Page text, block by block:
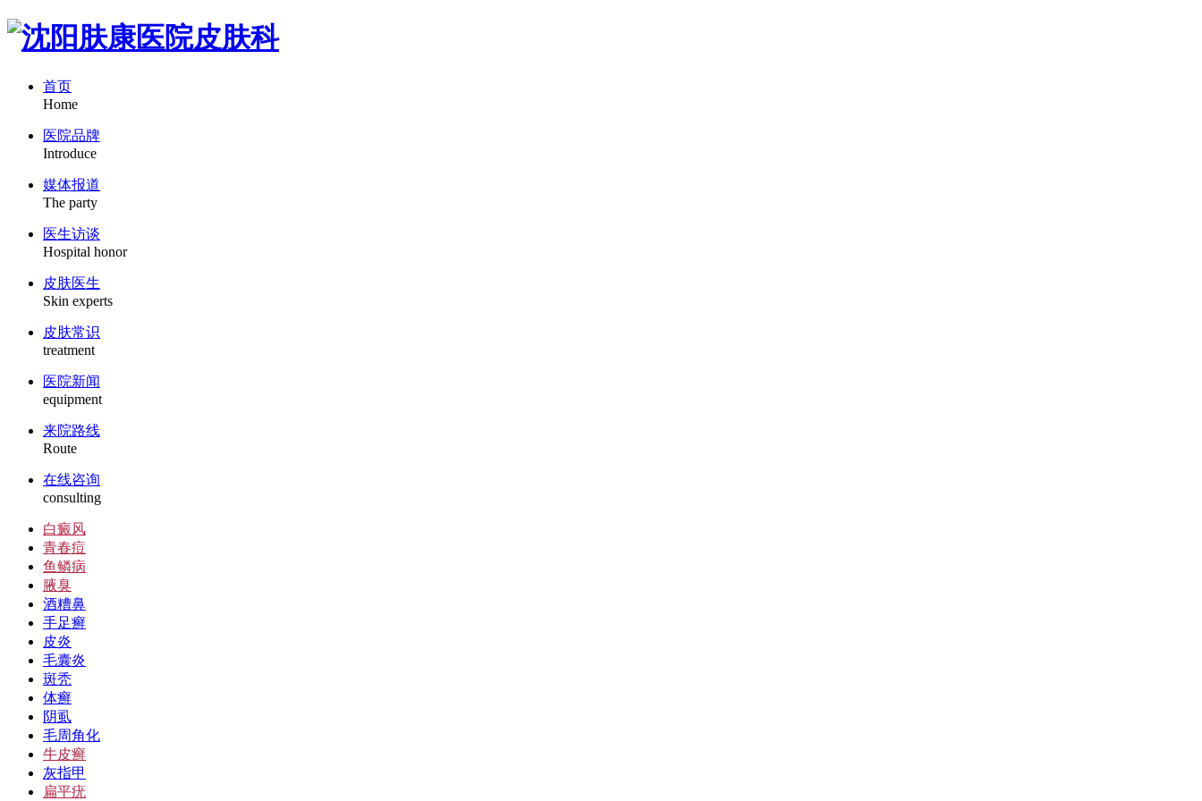
首页
Home
医院品牌
Introduce
媒体报道
The party
医生访谈
Hospital honor
皮肤医生
Skin experts
皮肤常识
treatment
医院新闻
equipment
来院路线
Route
在线咨询
consulting
白癜风
青春痘
鱼鳞病
腋臭
酒糟鼻
手足癣
皮炎
毛囊炎
斑秃
体癣
阴虱
毛周角化
牛皮癣
灰指甲
扁平疣